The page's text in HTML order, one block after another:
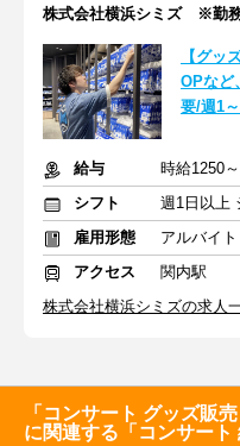
株式会社横浜シミズ ※勤
【グッ
OPなど
要/週1～
給与
時給1250
シフト
週1日以上
雇用形態
アルバイ
アクセス
関内駅
株式会社横浜シミズの求人
「コンサート グッズ販
に関連する「コンサート